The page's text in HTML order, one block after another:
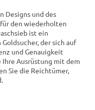
Designs und des
den wiederholten
ist ein
der sich auf
und Genauigkeit
Ausrüstung mit dem
Sie die Reichtümer,